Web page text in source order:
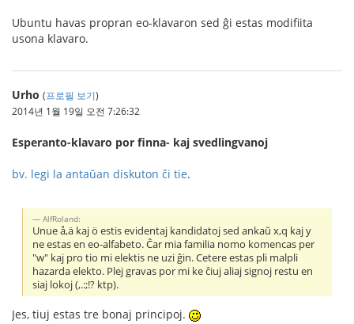
Ubuntu havas propran eo-klavaron sed ĝi estas modifiita
usona klavaro.
Urho (프로필 보기)
2014년 1월 19일 오전 7:26:32
Esperanto-klavaro por finna- kaj svedlingvanoj
bv. legi la antaŭan diskuton ĉi tie.
AlfRoland:
Unue å,ä kaj ö estis evidentaj kandidatoj sed ankaŭ x,q kaj y
ne estas en eo-alfabeto. Ĉar mia familia nomo komencas per
"w" kaj pro tio mi elektis ne uzi ĝin. Cetere estas pli malpli
hazarda elekto. Plej gravas por mi ke ĉiuj aliaj signoj restu en
siaj lokoj (,.:;!? ktp).
Jes, tiuj estas tre bonaj principoj.